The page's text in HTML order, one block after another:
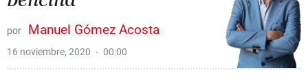
Manuel Gómez Acosta
16 noviembre, 2020 00:00